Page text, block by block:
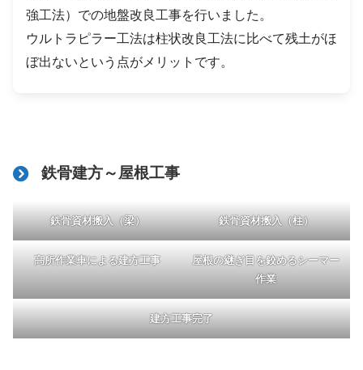
強⼯法）での地盤改良工事を行いました。
ウルトラピラー工法は柱状改良工法に比べて残土がほ
ぼ出ないという点がメリットです。
鉄骨建方～屋根工事
鉄骨資材搬入（梁） 鉄骨資材搬入（柱）
高所作業車による建方工事
屋根の継ぎ目を鉸めるシーマー
作業
建方工事完了